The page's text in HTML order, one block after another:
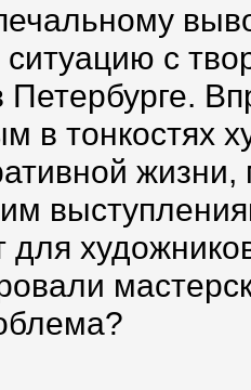
ситуацию с
Петербурге.
в тонкостях
жизни,
для